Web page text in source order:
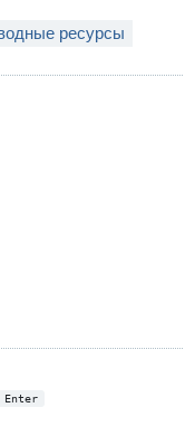
ресурсы
Enter